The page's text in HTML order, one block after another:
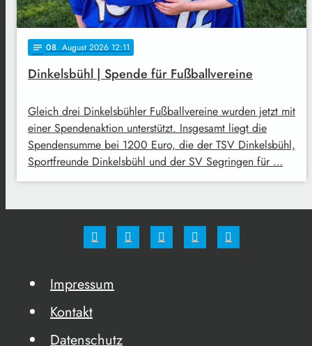
notes 08. August 2026 12:11
Dinkelsbühl | Spende für Fußballvereine
Gleich drei Dinkelsbühler Fußballvereine wurden jetzt mit
einer Spendenaktion unterstützt. Insgesamt liegt die
Spendensumme bei 1200 Euro, die der TSV Dinkelsbühl,
Sportfreunde Dinkelsbühl und der SV Segringen für …
Impressum
Kontakt
Datenschutz